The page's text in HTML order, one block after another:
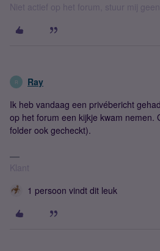
Niet actief op het forum, stuur mij
R Ray
Ik heb vandaag een privébericht
op het forum een kijkje kwam nemen.
folder ook gecheckt).
Klant
1 persoon vindt dit leuk